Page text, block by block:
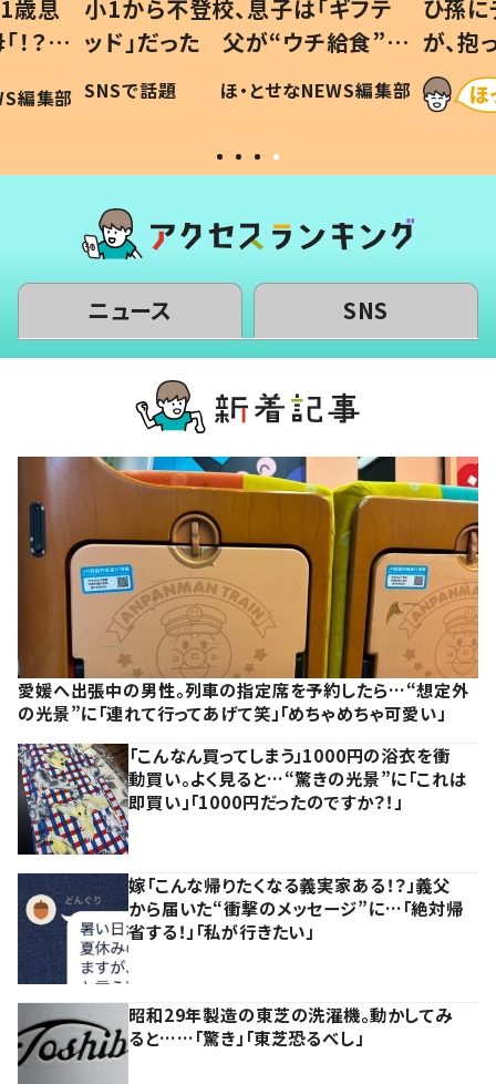
歳息
？」
編集部
小1から不登校、息子は「ギフテ
ッド」だった 父が“ウチ給食”を
作り続ける理由とは #令和の親
#令和の子
SNSで話題 ほ・とせなNEWS編集部
ひ孫
が、
「涙が
い」
ニュース SNS
愛媛へ出張中の男性。列車の指定席を予約したら…“想定外
の光景”に「連れて行ってあげて笑」「めちゃめちゃ可愛い」
「こんなん買ってしまう」1000円の浴衣を衝
動買い。よく見ると…“驚きの光景”に「これは
即買い」「1000円だったのですか？！」
嫁「こんな帰りたくなる義実家ある！？」義父
から届いた“衝撃のメッセージ”に…「絶対帰
省する！」「私が行きたい」
昭和29年製造の東芝の洗濯機。動かしてみ
ると……「驚き」「東芝恐るべし」